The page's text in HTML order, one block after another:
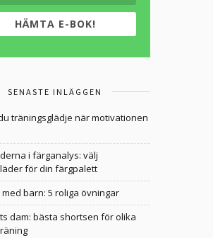
HÄMTA E-BOK!
SENASTE INLÄGGEN
träningsglädje när motivationen
i färganalys: välj
för din färgpalett
barn: 5 roliga övningar
dam: bästa shortsen för olika